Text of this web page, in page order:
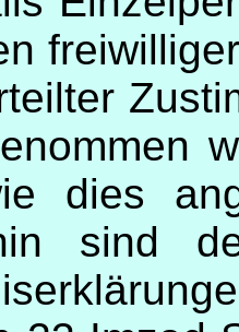
dies
sind